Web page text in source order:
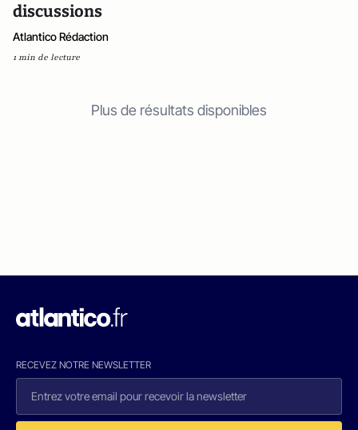
discussions
Atlantico Rédaction
1 min de lecture
Plus de résultats disponibles
RECEVEZ NOTRE NEWSLETTER